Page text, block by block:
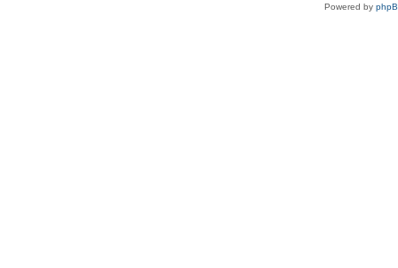
Powered by